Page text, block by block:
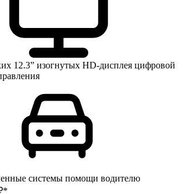
12.3” изогнутых HD-дисплея цифровой
системы помощи водителю